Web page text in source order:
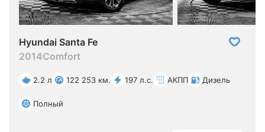
Hyundai Santa Fe
2014Comfort
2.2 л 122 253 км. 197 л.с. АКПП Дизель
Полный